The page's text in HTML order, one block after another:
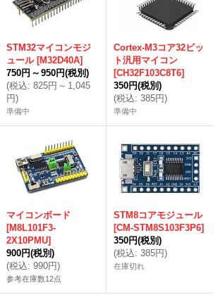
STM32マイコンモジ
ュール [M32D40A]
750円 ～ 950円(税別)
(税込: 825円 ～ 1,045
円)
準備中
Cortex-M3コア32ビッ
ト汎用マイコン
[CH32F103C8T6]
350円(税別)
(税込: 385円)
準備中
マイコンボード
[M8L101F3-
2X10PMU]
900円(税別)
(税込: 990円)
参考在庫数12点
STM8コアモジュール
[CM-STM8S103F3P6]
350円(税別)
(税込: 385円)
在庫切れ